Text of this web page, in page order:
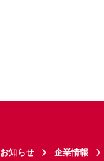
お知らせ 企業情報